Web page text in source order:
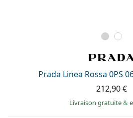
Prada Linea Rossa 0PS
212,90 €
Livraison gratuite&